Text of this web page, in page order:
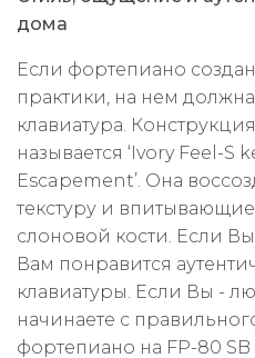
дома
Если фортепиано
практики, на нем
клавиатура.
называется ‘Ivory Feel-S
Escapement’. Она
текстуру и впитывающие
слоновой кости. Если
Вам понравится
клавиатуры. Если Вы -
начинаете с
фортепиано на FP-80